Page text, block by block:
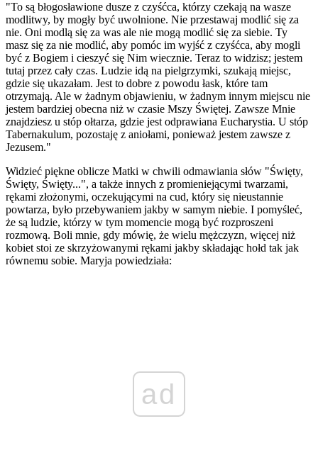
"To są błogosławione dusze z czyśćca, którzy czekają na wasze
modlitwy, by mogły być uwolnione. Nie przestawaj modlić się za
nie. Oni modlą się za was ale nie mogą modlić się za siebie. Ty
masz się za nie modlić, aby pomóc im wyjść z czyśćca, aby mogli
być z Bogiem i cieszyć się Nim wiecznie. Teraz to widzisz; jestem
tutaj przez cały czas. Ludzie idą na pielgrzymki, szukają miejsc,
gdzie się ukazałam. Jest to dobre z powodu łask, które tam
otrzymają. Ale w żadnym objawieniu, w żadnym innym miejscu nie
jestem bardziej obecna niż w czasie Mszy Świętej. Zawsze Mnie
znajdziesz u stóp ołtarza, gdzie jest odprawiana Eucharystia. U stóp
Tabernakulum, pozostaję z aniołami, ponieważ jestem zawsze z
Jezusem."
Widzieć piękne oblicze Matki w chwili odmawiania słów "Święty,
Święty, Święty...", a także innych z promieniejącymi twarzami,
rękami złożonymi, oczekującymi na cud, który się nieustannie
powtarza, było przebywaniem jakby w samym niebie. I pomyśleć,
że są ludzie, którzy w tym momencie mogą być rozproszeni
rozmową. Boli mnie, gdy mówię, że wielu mężczyzn, więcej niż
kobiet stoi ze skrzyżowanymi rękami jakby składając hołd tak jak
równemu sobie. Maryja powiedziała:
ad